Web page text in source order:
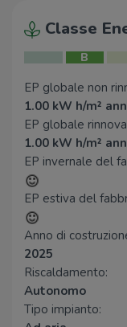
Classe
B
EP globale non
1.00 kW h/m²
EP globale
1.00 kW h/m²
EP invernale del
EP estiva del
Anno di
2025
Riscaldamento:
Autonomo
Tipo impianto: